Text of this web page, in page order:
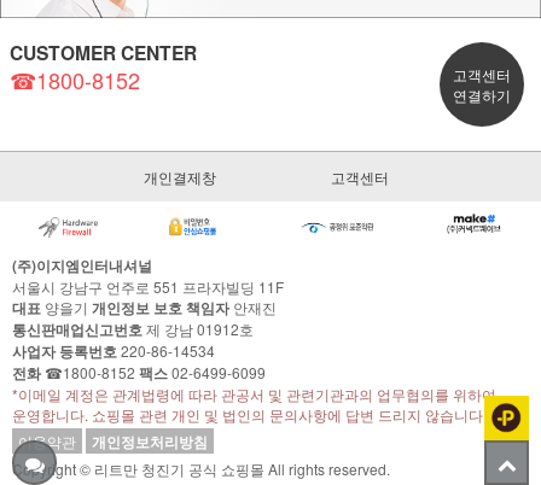
CUSTOMER CENTER
☎1800-8152
고객센터
연결하기
개인결제창 고객센터
(주)이지엠인터내셔널
서울시 강남구 언주로 551 프라자빌딩 11F
대표 양을기 개인정보 보호 책임자안재진
통신판매업신고번호제 강남 01912호
사업자 등록번호220-86-14534
전화☎1800-8152 팩스02-6499-6099
*이메일 계정은 관계법령에 따라 관공서 및 관련기관과의 업무협의를 위하여
운영합니다. 쇼핑몰 관련 개인 및 법인의 문의사항에 답변 드리지 않습니다.
이용약관
개인정보처리방침
Copyright © 리트만 청진기 공식 쇼핑몰 All rights reserved.